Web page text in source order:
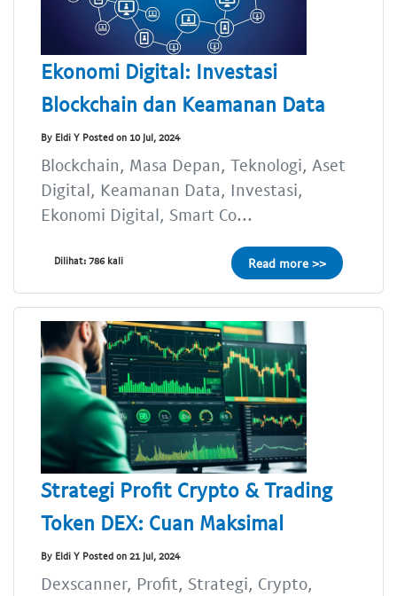
Ekonomi Digital: Investasi
Blockchain dan Keamanan Data
By Eldi Y Posted on 10 Jul, 2024
Blockchain, Masa Depan, Teknologi, Aset
Digital, Keamanan Data, Investasi,
Ekonomi Digital, Smart Co...
Dilihat: 786 kali Read more >>
Strategi Profit Crypto & Trading
Token DEX: Cuan Maksimal
By Eldi Y Posted on 21 Jul, 2024
Dexscanner, Profit, Strategi, Crypto,